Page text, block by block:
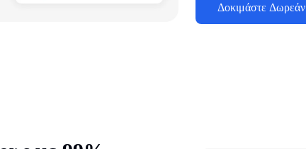
Δοκιμάστε Δωρεάν